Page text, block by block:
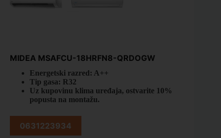
MIDEA MSAFCU-18HRFN8-QRDOGW
Energetski razred: A++
Tip gasa: R32
Uz kupovinu klima uređaja, ostvarite 10%
popusta na montažu.
0631223934